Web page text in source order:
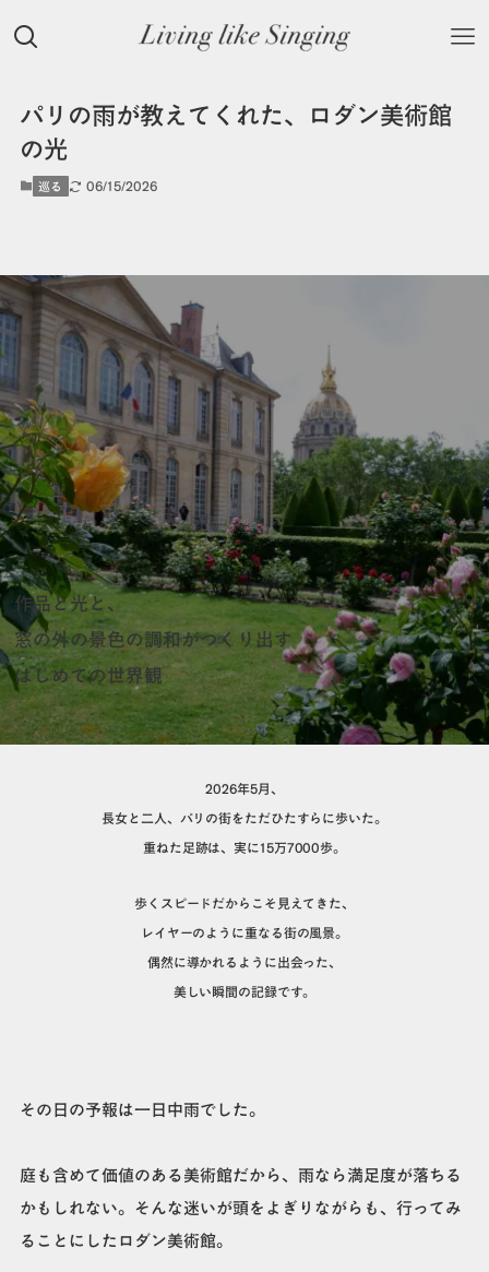
パリの雨が教えてくれた、ロダン美術館
の光
巡る 06/15/2026
作品と光と、
窓の外の景色の調和がつくり出す
はじめての世界観
2026年5月、
長女と二人、パリの街をただひたすらに歩いた。
重ねた足跡は、実に15万7000歩。
歩くスピードだからこそ見えてきた、
レイヤーのように重なる街の風景。
偶然に導かれるように出会った、
美しい瞬間の記録です。
その日の予報は一日中雨でした。
庭も含めて価値のある美術館だから、雨なら満足度が落ちる
かもしれない。そんな迷いが頭をよぎりながらも、行ってみ
ることにしたロダン美術館。